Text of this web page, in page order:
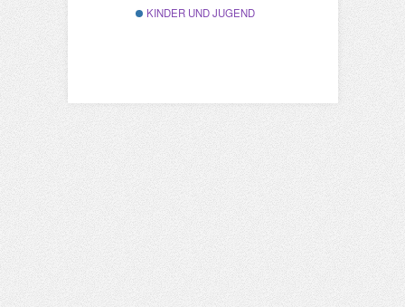
KINDER UND JUGEND